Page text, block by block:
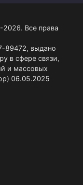
Все права
89472, выдано
в сфере связи,
и массовых
06.05.2025